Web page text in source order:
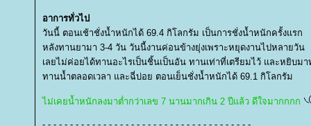
อาการทั่วไป
วันนี้ ตอนเช้าชั่งน้ำหนักได้ 69.4 กิโลกรัม เป็นการชั่งน้ำหนักครั้งแรก
หลังทานยามา 3-4 วัน วันนี้งานค่อนข้างยุ่งเพราะหยุดงานไปหลายวัน
เลยไม่ค่อยได้ทานอะไรเป็นชิ้นเป็นอัน ทานเท่าที่เตรียมไว้ และหยิบม
ทานน้ำตลอดเวลา และฉี่บ่อย ตอนเย็นชั่งน้ำหนักได้ 69.1 กิโลกรัม
ไม่เคยน้ำหนักลงมาต่ำกว่าเลข 7 นานมากเกิน 2 ปีแล้ว ดีใจมากกกก